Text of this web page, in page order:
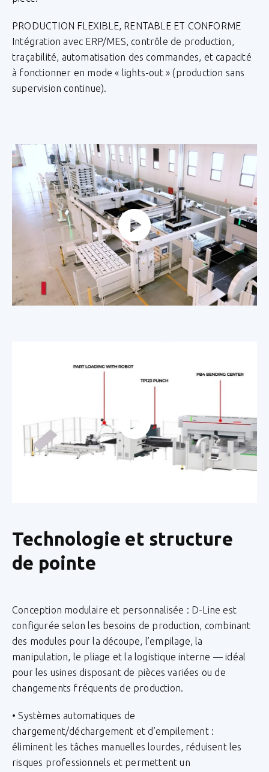
PRODUCTION FLEXIBLE, RENTABLE ET CONFORME
Intégration avec ERP/MES, contrôle de production,
traçabilité, automatisation des commandes, et capacité
à fonctionner en mode « lights-out » (production sans
supervision continue).
Technologie et structure
de pointe
Conception modulaire et personnalisée : D-Line est
configurée selon les besoins de production, combinant
des modules pour la découpe, l’empilage, la
manipulation, le pliage et la logistique interne — idéal
pour les usines disposant de pièces variées ou de
changements fréquents de production.
• Systèmes automatiques de
chargement/déchargement et d’empilement :
éliminent les tâches manuelles lourdes, réduisent les
risques professionnels et permettent un